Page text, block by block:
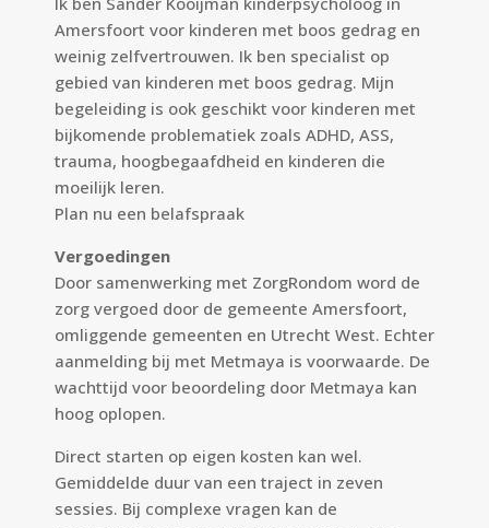
Amersfoort voor kinderen met boos gedrag en
weinig zelfvertrouwen. Ik ben specialist op
gebied van kinderen met boos gedrag. Mijn
begeleiding is ook geschikt voor kinderen met
bijkomende problematiek zoals ADHD, ASS,
trauma, hoogbegaafdheid en kinderen die
moeilijk leren.
Plan nu een belafspraak
Vergoedingen
Door samenwerking met ZorgRondom word de
zorg vergoed door de gemeente Amersfoort,
omliggende gemeenten en Utrecht West. Echter
aanmelding bij met Metmaya is voorwaarde. De
wachttijd voor beoordeling door Metmaya kan
hoog oplopen.
Direct starten op eigen kosten kan wel.
Gemiddelde duur van een traject in zeven
sessies. Bij complexe vragen kan de